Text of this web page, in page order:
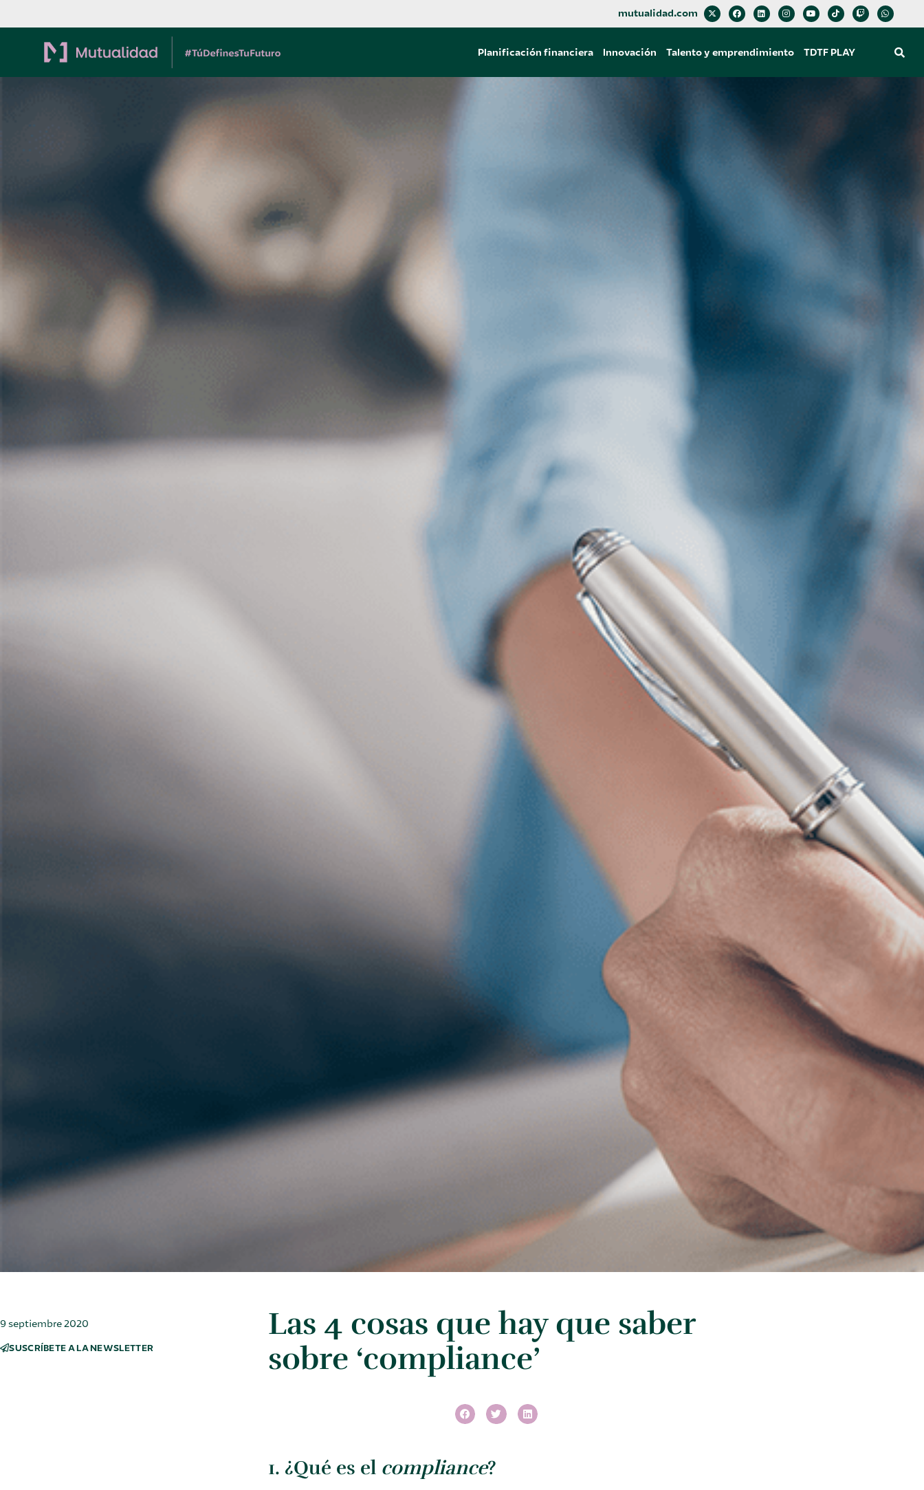
mutualidad.com
Planificación financiera Innovación Talento y emprendimiento TDTF PLAY
9 septiembre 2020
SUSCRÍBETE A LA NEWSLETTER
Las 4 cosas que hay que saber
sobre ‘compliance’
1. ¿Qué es el compliance?